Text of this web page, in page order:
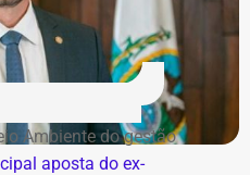
R$ 97.738,24. Neste ano, as
Doha, Cairo, Bangkok,
York e Orlando. A
a universidades e
do estado do Rio de
de 2026
FM e YouTube do
na encosta, e chamas se
com o Corpo de
em combate a
e conseguiram
Ambiente do gestão
aposta do ex-